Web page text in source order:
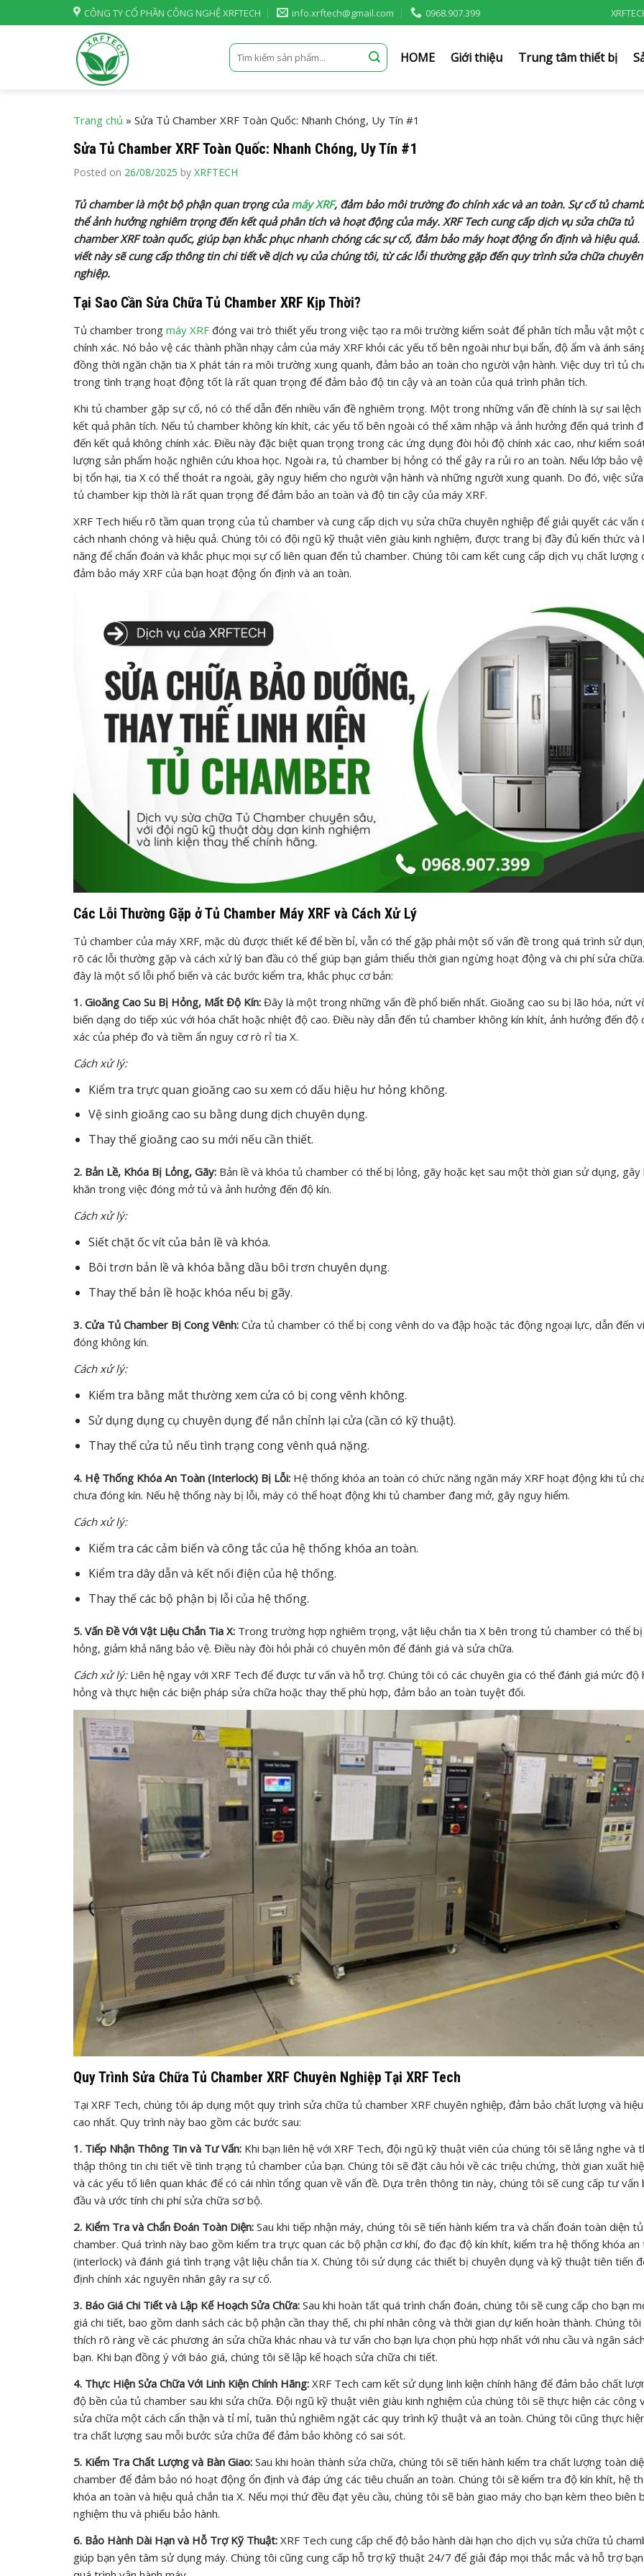
to
CÔNG TY CỔ PHẦN CÔNG NGHỆ XRFTECH info.xrftech@gmail.com 0968.907.399
Tìm
kiếm:
HOME Giới thiệu Trung tâm thiết bị
Trang chủ » Sửa Tủ Chamber XRF Toàn Quốc: Nhanh Chóng, Uy Tín #1
Sửa Tủ Chamber XRF Toàn Quốc: Nhanh Chóng, Uy Tín #1
Posted on 26/08/2025 by XRFTECH
Tủ chamber là một bộ phận quan trọng củamáy XRF, đảm bảo môi trường đo chính xác và an toàn. Sự cố tủ
thể ảnh hưởng nghiêm trọng đến kết quả phân tích và hoạt động của máy. XRF Tech cung cấp dịch vụ sửa chữa tủ
chamber XRF toàn quốc, giúp bạn khắc phục nhanh chóng các sự cố, đảm bảo máy hoạt động ổn định và hiệu quả.
viết này sẽ cung cấp thông tin chi tiết về dịch vụ của chúng tôi, từ các lỗi thường gặp đến quy trình sửa chữa chuyên
nghiệp.
Tại Sao Cần Sửa Chữa Tủ Chamber XRF Kịp Thời?
Tủ chamber trong máy XRF đóng vai trò thiết yếu trong việc tạo ra môi trường kiểm soát để phân tích mẫu vật một
chính xác. Nó bảo vệ các thành phần nhạy cảm của máy XRF khỏi các yếu tố bên ngoài như bụi bẩn, độ ẩm và ánh
đồng thời ngăn chặn tia X phát tán ra môi trường xung quanh, đảm bảo an toàn cho người vận hành. Việc duy trì tủ
trong tình trạng hoạt động tốt là rất quan trọng để đảm bảo độ tin cậy và an toàn của quá trình phân tích.
Khi tủ chamber gặp sự cố, nó có thể dẫn đến nhiều vấn đề nghiêm trọng. Một trong những vấn đề chính là sự sai
kết quả phân tích. Nếu tủ chamber không kín khít, các yếu tố bên ngoài có thể xâm nhập và ảnh hưởng đến quá trình
đến kết quả không chính xác. Điều này đặc biệt quan trọng trong các ứng dụng đòi hỏi độ chính xác cao, như kiểm
lượng sản phẩm hoặc nghiên cứu khoa học. Ngoài ra, tủ chamber bị hỏng có thể gây ra rủi ro an toàn. Nếu lớp bảo
bị tổn hại, tia X có thể thoát ra ngoài, gây nguy hiểm cho người vận hành và những người xung quanh. Do đó, việc
tủ chamber kịp thời là rất quan trọng để đảm bảo an toàn và độ tin cậy của máy XRF.
XRF Tech hiểu rõ tầm quan trọng của tủ chamber và cung cấp dịch vụ sửa chữa chuyên nghiệp để giải quyết các vấn
cách nhanh chóng và hiệu quả. Chúng tôi có đội ngũ kỹ thuật viên giàu kinh nghiệm, được trang bị đầy đủ kiến thức và
năng để chẩn đoán và khắc phục mọi sự cố liên quan đến tủ chamber. Chúng tôi cam kết cung cấp dịch vụ chất lượng
đảm bảo máy XRF của bạn hoạt động ổn định và an toàn.
Các Lỗi Thường Gặp ở Tủ Chamber Máy XRF và Cách Xử Lý
Tủ chamber của máy XRF, mặc dù được thiết kế để bền bỉ, vẫn có thể gặp phải một số vấn đề trong quá trình sử
rõ các lỗi thường gặp và cách xử lý ban đầu có thể giúp bạn giảm thiểu thời gian ngừng hoạt động và chi phí sửa
đây là một số lỗi phổ biến và các bước kiểm tra, khắc phục cơ bản:
1. Gioăng Cao Su Bị Hỏng, Mất Độ Kín: Đây là một trong những vấn đề phổ biến nhất. Gioăng cao su bị lão hóa, nứt
biến dạng do tiếp xúc với hóa chất hoặc nhiệt độ cao. Điều này dẫn đến tủ chamber không kín khít, ảnh hưởng đến độ
xác của phép đo và tiềm ẩn nguy cơ rò rỉ tia X.
Cách xử lý:
Kiểm tra trực quan gioăng cao su xem có dấu hiệu hư hỏng không.
Vệ sinh gioăng cao su bằng dung dịch chuyên dụng.
Thay thế gioăng cao su mới nếu cần thiết.
2. Bản Lề, Khóa Bị Lỏng, Gãy: Bản lề và khóa tủ chamber có thể bị lỏng, gãy hoặc kẹt sau một thời gian sử dụng, gây
khăn trong việc đóng mở tủ và ảnh hưởng đến độ kín.
Cách xử lý:
Siết chặt ốc vít của bản lề và khóa.
Bôi trơn bản lề và khóa bằng dầu bôi trơn chuyên dụng.
Thay thế bản lề hoặc khóa nếu bị gãy.
3. Cửa Tủ Chamber Bị Cong Vênh: Cửa tủ chamber có thể bị cong vênh do va đập hoặc tác động ngoại lực, dẫn đến
đóng không kín.
Cách xử lý:
Kiểm tra bằng mắt thường xem cửa có bị cong vênh không.
Sử dụng dụng cụ chuyên dụng để nắn chỉnh lại cửa (cần có kỹ thuật).
Thay thế cửa tủ nếu tình trạng cong vênh quá nặng.
4. Hệ Thống Khóa An Toàn (Interlock) Bị Lỗi: Hệ thống khóa an toàn có chức năng ngăn máy XRF hoạt động khi tủ
chưa đóng kín. Nếu hệ thống này bị lỗi, máy có thể hoạt động khi tủ chamber đang mở, gây nguy hiểm.
Cách xử lý:
Kiểm tra các cảm biến và công tắc của hệ thống khóa an toàn.
Kiểm tra dây dẫn và kết nối điện của hệ thống.
Thay thế các bộ phận bị lỗi của hệ thống.
5. Vấn Đề Với Vật Liệu Chắn Tia X: Trong trường hợp nghiêm trọng, vật liệu chắn tia X bên trong tủ chamber có thể
hỏng, giảm khả năng bảo vệ. Điều này đòi hỏi phải có chuyên môn để đánh giá và sửa chữa.
Cách xử lý:Liên hệ ngay với XRF Tech để được tư vấn và hỗ trợ. Chúng tôi có các chuyên gia có thể đánh giá mức độ
hỏng và thực hiện các biện pháp sửa chữa hoặc thay thế phù hợp, đảm bảo an toàn tuyệt đối.
Quy Trình Sửa Chữa Tủ Chamber XRF Chuyên Nghiệp Tại XRF Tech
Tại XRF Tech, chúng tôi áp dụng một quy trình sửa chữa tủ chamber XRF chuyên nghiệp, đảm bảo chất lượng và
cao nhất. Quy trình này bao gồm các bước sau:
1. Tiếp Nhận Thông Tin và Tư Vấn: Khi bạn liên hệ với XRF Tech, đội ngũ kỹ thuật viên của chúng tôi sẽ lắng nghe và
thập thông tin chi tiết về tình trạng tủ chamber của bạn. Chúng tôi sẽ đặt câu hỏi về các triệu chứng, thời gian xuất
và các yếu tố liên quan khác để có cái nhìn tổng quan về vấn đề. Dựa trên thông tin này, chúng tôi sẽ cung cấp tư vấn
đầu và ước tính chi phí sửa chữa sơ bộ.
2. Kiểm Tra và Chẩn Đoán Toàn Diện: Sau khi tiếp nhận máy, chúng tôi sẽ tiến hành kiểm tra và chẩn đoán toàn diện tủ
chamber. Quá trình này bao gồm kiểm tra trực quan các bộ phận cơ khí, đo đạc độ kín khít, kiểm tra hệ thống khóa an
(interlock) và đánh giá tình trạng vật liệu chắn tia X. Chúng tôi sử dụng các thiết bị chuyên dụng và kỹ thuật tiên tiến
định chính xác nguyên nhân gây ra sự cố.
3. Báo Giá Chi Tiết và Lập Kế Hoạch Sửa Chữa: Sau khi hoàn tất quá trình chẩn đoán, chúng tôi sẽ cung cấp cho bạn
giá chi tiết, bao gồm danh sách các bộ phận cần thay thế, chi phí nhân công và thời gian dự kiến hoàn thành. Chúng tôi
thích rõ ràng về các phương án sửa chữa khác nhau và tư vấn cho bạn lựa chọn phù hợp nhất với nhu cầu và ngân
bạn. Khi bạn đồng ý với báo giá, chúng tôi sẽ lập kế hoạch sửa chữa chi tiết.
4. Thực Hiện Sửa Chữa Với Linh Kiện Chính Hãng: XRF Tech cam kết sử dụng linh kiện chính hãng để đảm bảo chất
độ bền của tủ chamber sau khi sửa chữa. Đội ngũ kỹ thuật viên giàu kinh nghiệm của chúng tôi sẽ thực hiện các công
sửa chữa một cách cẩn thận và tỉ mỉ, tuân thủ nghiêm ngặt các quy trình kỹ thuật và an toàn. Chúng tôi cũng thực
tra chất lượng sau mỗi bước sửa chữa để đảm bảo không có sai sót.
5. Kiểm Tra Chất Lượng và Bàn Giao: Sau khi hoàn thành sửa chữa, chúng tôi sẽ tiến hành kiểm tra chất lượng toàn
chamber để đảm bảo nó hoạt động ổn định và đáp ứng các tiêu chuẩn an toàn. Chúng tôi sẽ kiểm tra độ kín khít, hệ
khóa an toàn và hiệu quả chắn tia X. Nếu mọi thứ đều đạt yêu cầu, chúng tôi sẽ bàn giao máy cho bạn kèm theo biên
nghiệm thu và phiếu bảo hành.
6. Bảo Hành Dài Hạn và Hỗ Trợ Kỹ Thuật: XRF Tech cung cấp chế độ bảo hành dài hạn cho dịch vụ sửa chữa tủ
giúp bạn yên tâm sử dụng máy. Chúng tôi cũng cung cấp hỗ trợ kỹ thuật 24/7 để giải đáp mọi thắc mắc và hỗ trợ